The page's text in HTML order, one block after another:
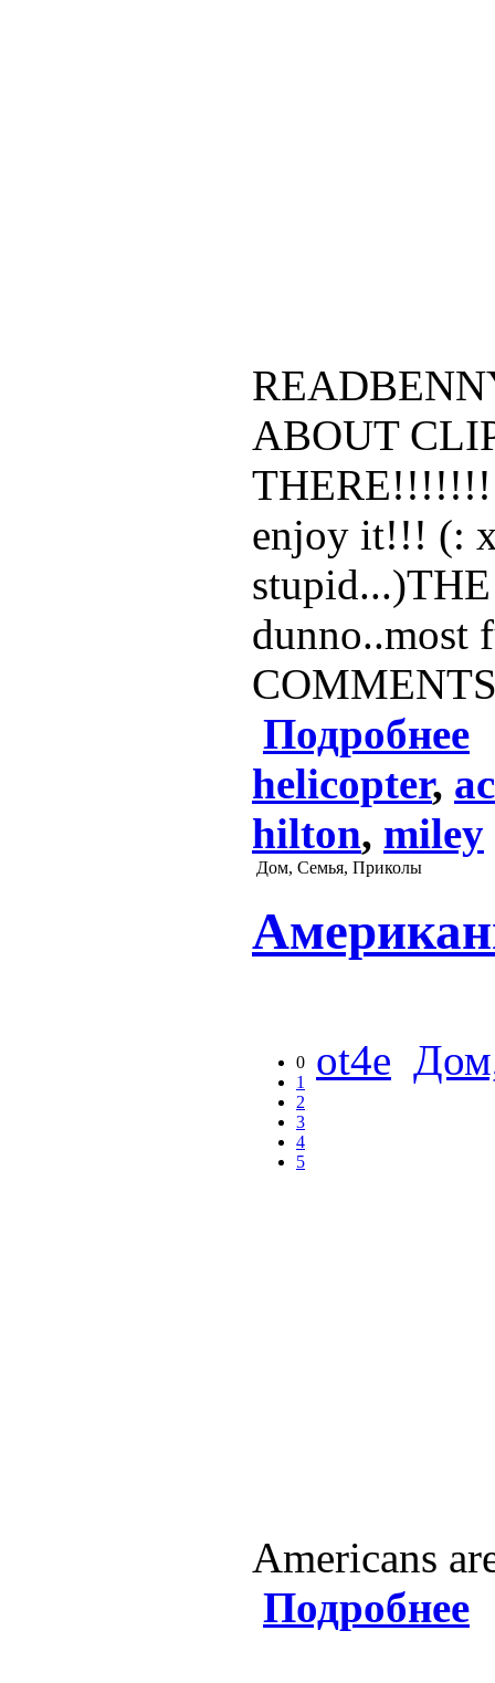
ABOUT
enjoy it!!! (:
dunno..most
Подробнее
helicopter,
hilton, miley
Дом, Семья, Приколы
0
1
2
3
4
5
ot4e
Americans
Подробнее